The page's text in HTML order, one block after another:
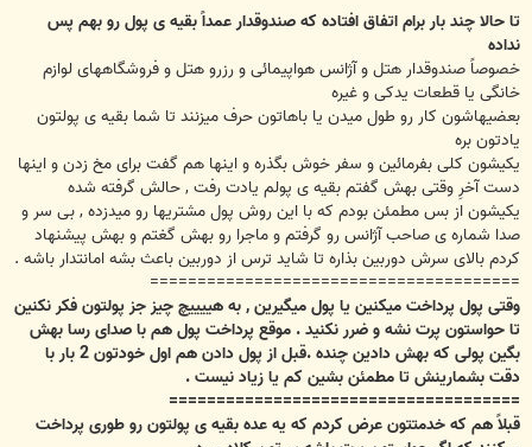
ت
تا حالا چند بار برام اتفاق افتاده که صندوقدار عمداً بقیه ی پول رو بهم پس
نداده
خصوصاً صندوقدار هتل و آژانس هواپیمائی و رزرو هتل و فروشگاههای لوازم
خانگی یا قطعات یدکی و غیره
بعضیهاشون کار رو طول میدن یا باهاتون حرف میزنند تا شما بقیه ی پولتون
یادتون بره
یکیشون کلی بفرمائین و سفر خوش بگذره و اینها هم گفت برای مخ زدن و اینها
دست آخرِ وقتی بهش گفتم بقیه ی پولم یادت رفت , حالش گرفته شده
یکیشون از بس مطمئن بودم که با این روش پول مشتریها رو میدزده , بی سر و
صدا شماره ی صاحب آژانس رو گرفتم و ماجرا رو بهش گغتم و بهش پیشنهاد
کردم بالای سرش دوربین بذاره تا شاید ترس از دوربین باعث بشه امانتدار باشه .
=======================================
وقتی پول پرداخت میکنین یا پول میگیرین , به هییییچ چیز جز پولتون فکر نکنین
تا حواستون پرت نشه و ضرر نکنید . موقع پرداخت پول هم با صدای رسا بهش
بگین پولی که بهش دادین چنده .قبل از پول دادن هم اول خودتون 2 بار با
دقت بشمارینش تا مطمئن بشین کم یا زیاد نیست .
=====================================
قبلاً هم که خدمتتون عرض کردم که یه عده بقیه ی پولتون رو طوری پرداخت